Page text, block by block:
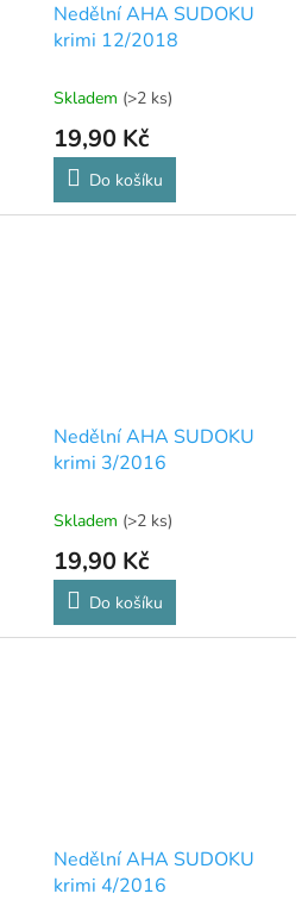
Nedělní AHA SUDOKU
krimi 12/2018
Skladem (>2 ks)
19,90 Kč
Do košíku
Nedělní AHA SUDOKU
krimi 3/2016
Skladem (>2 ks)
19,90 Kč
Do košíku
Nedělní AHA SUDOKU
krimi 4/2016